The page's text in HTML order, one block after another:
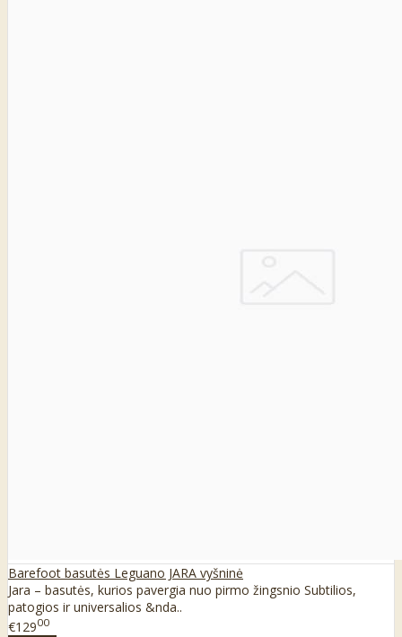
Barefoot basutės Leguano JARA vyšninė
Jara – basutės, kurios pavergia nuo pirmo žingsnio Subtilios,
patogios ir universalios &nda..
€12900